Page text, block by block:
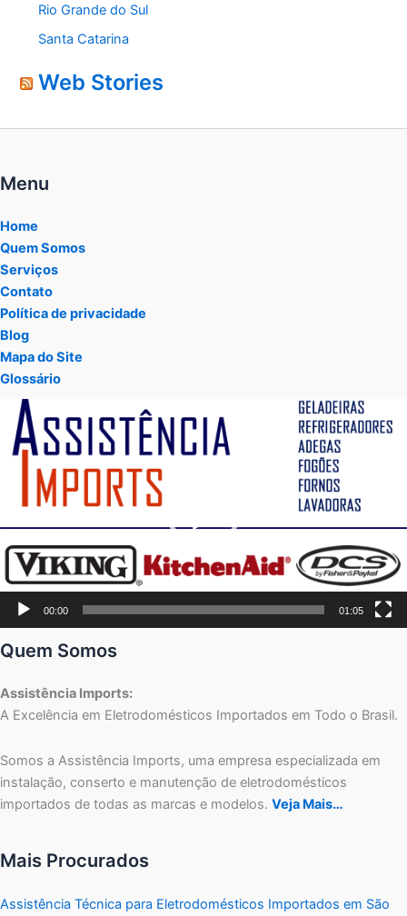
Rio Grande do Sul
Santa Catarina
Web Stories
Menu
Home
Quem Somos
Serviços
Contato
Política de privacidade
Blog
Mapa do Site
Glossário
Tocador
vídeo
00:00 01:05
Quem Somos
Assistência Imports:
A Excelência em Eletrodomésticos Importados em Todo o Brasil.
Somos a Assistência Imports, uma empresa especializada em
instalação, conserto e manutenção de eletrodomésticos
importados de todas as marcas e modelos. Veja Mais…
Mais Procurados
Assistência Técnica para Eletrodomésticos Importados em São